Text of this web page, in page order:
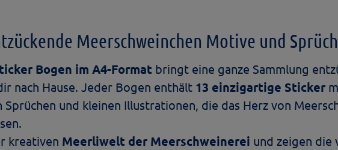
Meerschweinchen Motive und
Bogen im A4-Format bringt eine ganze Sammlung
nach Hause. Jeder Bogen enthält 13 einzigartige Sticker
und kleinen Illustrationen, die das Herz von
kreativen Meerliwelt der Meerschweinerei und zeigen die